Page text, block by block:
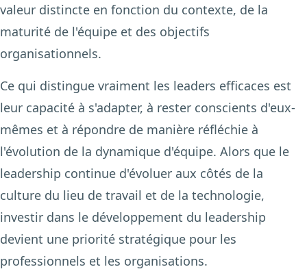
valeur distincte en fonction du contexte, de la
maturité de l'équipe et des objectifs
organisationnels.
Ce qui distingue vraiment les leaders efficaces est
leur capacité à s'adapter, à rester conscients d'eux-
mêmes et à répondre de manière réfléchie à
l'évolution de la dynamique d'équipe. Alors que le
leadership continue d'évoluer aux côtés de la
culture du lieu de travail et de la technologie,
investir dans le développement du leadership
devient une priorité stratégique pour les
professionnels et les organisations.